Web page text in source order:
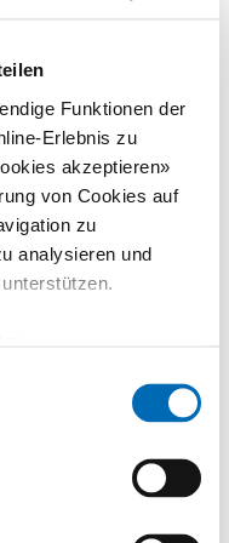
Funktionen der
Erlebnis zu
akzeptieren»
von Cookies auf
zu
analysieren und
Medikamente
zu steuern, und
Krebsformen
STAG2 mutations alter